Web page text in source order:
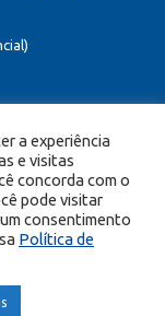
(online e presencial)
Todos os direitos
a experiência
e visitas
concorda com o
pode visitar
consentimento
Política de